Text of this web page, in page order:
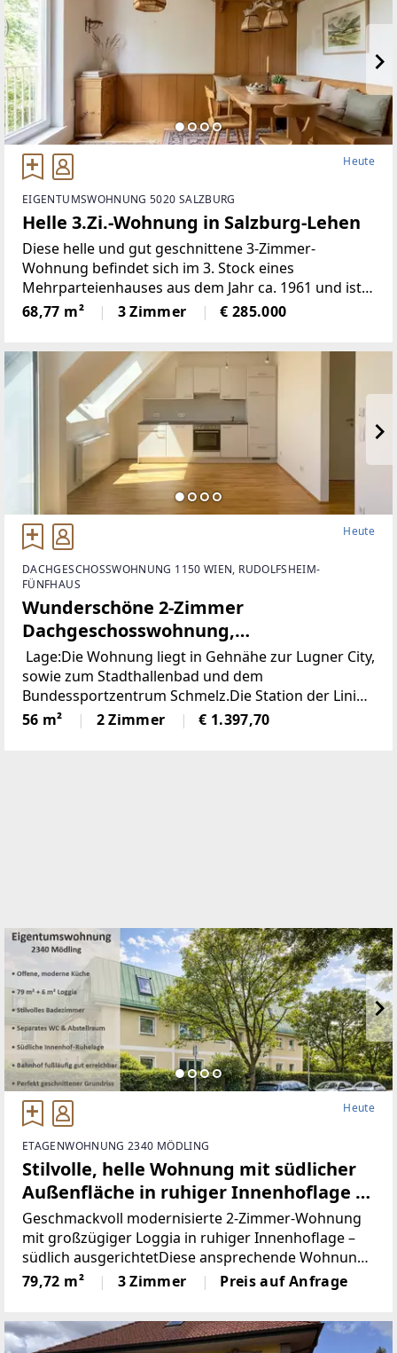
Heute
EIGENTUMSWOHNUNG 5020 SALZBURG
Helle 3.Zi.-Wohnung in Salzburg-Lehen
Diese helle und gut geschnittene 3-Zimmer-
Wohnung befindet sich im 3. Stock eines
Mehrparteienhauses aus dem Jahr ca. 1961 und ist
bequem über einen Lift (Halbstock) erreichbar. Auf
rund 69 m² Wohnfläche bietet die Wohnung eine
68,77 m² 3 Zimmer € 285.000
Heute
DACHGESCHOSSWOHNUNG 1150 WIEN, RUDOLFSHEIM-
FÜNFHAUS
Wunderschöne 2-Zimmer
Dachgeschosswohnung,
Nibelungenviertel, Nähe Lugner City
und Bundesportzentrum Schmelz
Lage:Die Wohnung liegt in Gehnähe zur Lugner City,
sowie zum Stadthallenbad und dem
Bundessportzentrum Schmelz.Die Station der Linie
9 befindet sich nur 100m entfernt in der Camillo-
Sitte-Gasse. Ebenso ist die Linie 48A in
56 m² 2 Zimmer € 1.397,70
Heute
ETAGENWOHNUNG 2340 MÖDLING
Stilvolle, helle Wohnung mit südlicher
Außenfläche in ruhiger Innenhoflage –
MÖDLING
Geschmackvoll modernisierte 2-Zimmer-Wohnung
mit großzügiger Loggia in ruhiger Innenhoflage –
südlich ausgerichtetDiese ansprechende Wohnung
im 1. Stock (ohne Lift) wurde bereits umfassend
modernisiert und präsentiert sich in einem sehr
79,72 m² 3 Zimmer Preis auf Anfrage